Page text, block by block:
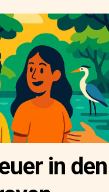
in den